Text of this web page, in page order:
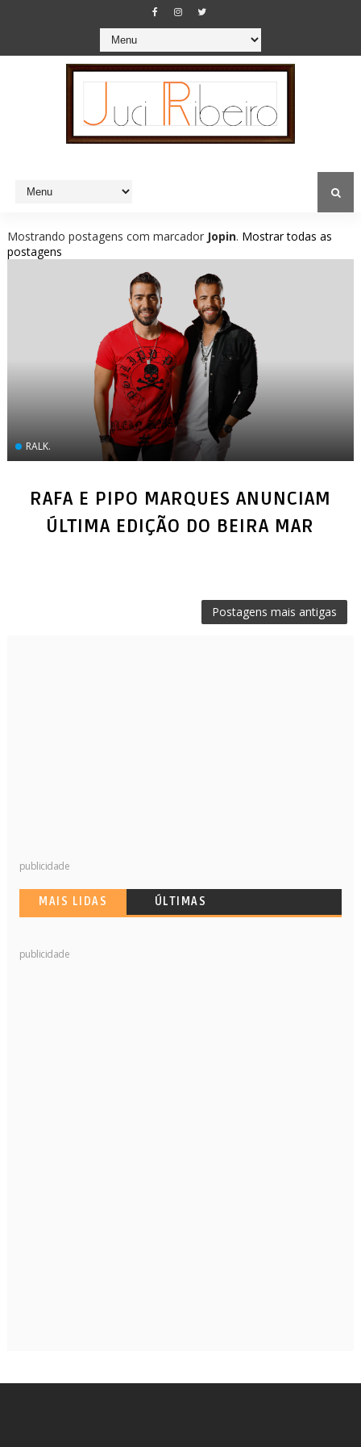
Mostrando postagens com marcador Jopin. Mostrar todas as
postagens
RALK.
RAFA E PIPO MARQUES ANUNCIAM
ÚLTIMA EDIÇÃO DO BEIRA MAR
Postagens mais antigas
publicidade
MAIS LIDAS ÚLTIMAS
publicidade